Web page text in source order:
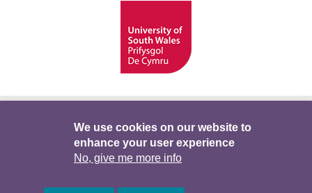
Telerau ac Amodau
We use cookies on our website to
enhance your user experience
No, give me more info